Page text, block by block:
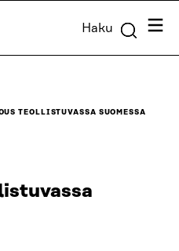
Haku
TEOLLISTUVASSA SUOMESSA